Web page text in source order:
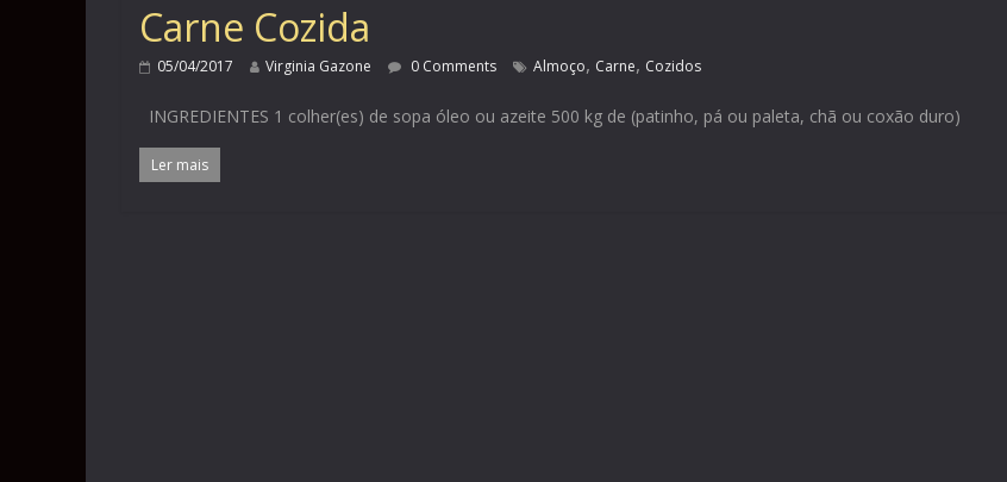
Carne Cozida
05/04/2017 Virginia Gazone 0 Comments Almoço, Carne, Cozidos
INGREDIENTES 1 colher(es) de sopa óleo ou azeite 500 kg de (patinho, pá ou paleta, chã ou coxão duro)
Ler mais